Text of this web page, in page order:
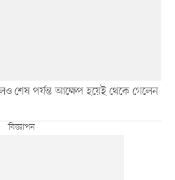
শেষ পর্যন্ত আক্ষেপ হয়েই থেকে গেলেন